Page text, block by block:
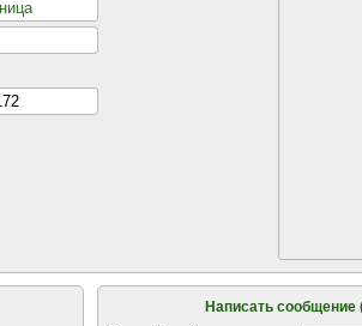
Написать сообщение